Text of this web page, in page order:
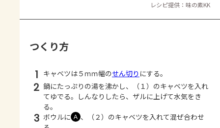
レシピ提供：味の素KK
つくり方
1 キャベツは５ｍｍ幅のせん切り にする。
2 鍋にたっぷりの湯を沸かし、（１）のキャベツを入れ
てゆでる。しんなりしたら、ザルに上げて水気をき
る。
3 ボウルに Ａ 、（２）のキャベツを入れて混ぜ合わせ